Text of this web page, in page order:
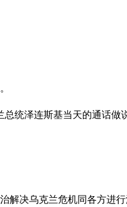
统泽连斯基当天的通话做
解决乌克兰危机同各方进